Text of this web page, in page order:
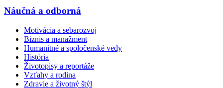
Náučná a odborná
Motivácia a sebarozvoj
Biznis a manažment
Humanitné a spoločenské vedy
História
Životopisy a reportáže
Vzťahy a rodina
Zdravie a životný štýl